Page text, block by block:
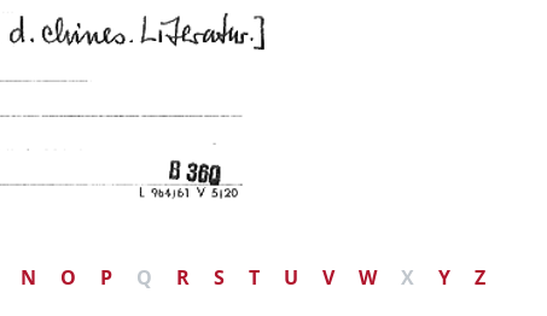
N O P Q R S T U V W X Y Z